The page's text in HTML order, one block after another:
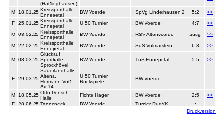
(Haßlinghausen)
M 18.01.25 Kreissporthalle
Ennepetal
BW Voerde : SpVg Linderhausen 2 5:2 >>
F 25.01.25 Kreissporthalle
Ennepetal
Ü 50 Turnier : BW Voerde 4:7 >>
M 08.02.25 Kreissporthalle
Ennepetal
BW Voerde : RSV Altenvoerde ausg. >>
M 22.02.25 Kreissporthalle
Ennepetal
BW Voerde : SuS Volmarstein 6:3 >>
M 08.03.25
Glückauf
Sporthalle
Sprockhövel
BW Voerde : TuS Ennepetal 5:5 >>
F 29.03.25
Sauerlandhalle
Altena,
Hermann-Voß
Str.14
Ü 50 Turnier
Rückspiele
: BW Voerde :
M 18.05.25 Otto Densch
Halle
Fichte Hagen : BW Voerde 2:5
>>
F
28.06.25 Tanneneck BW Voerde : Turnier RudVK
:
Druckversion